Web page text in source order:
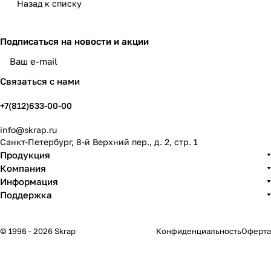
Назад к списку
Подписаться на новости и акции
Связаться с нами
+7(812)633-00-00
info@skrap.ru
Санкт-Петербург, 8-й Верхний пер., д. 2, стр. 1
Продукция
Компания
Информация
Поддержка
© 1996 - 2026 Skrap КонфиденциальностьОферта